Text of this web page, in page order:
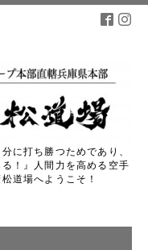
に打ち勝つためであり、
！』人間力を高める空手
道場へようこそ！